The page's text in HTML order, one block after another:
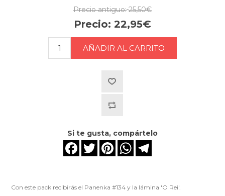
Precio antiguo: 25,50€
Precio: 22,95€
Si te gusta, compártelo
FacebookTwitter PinterestWhatsApp
Con este pack recibirás el Panenka #134 y la lámina 'O Rei'.